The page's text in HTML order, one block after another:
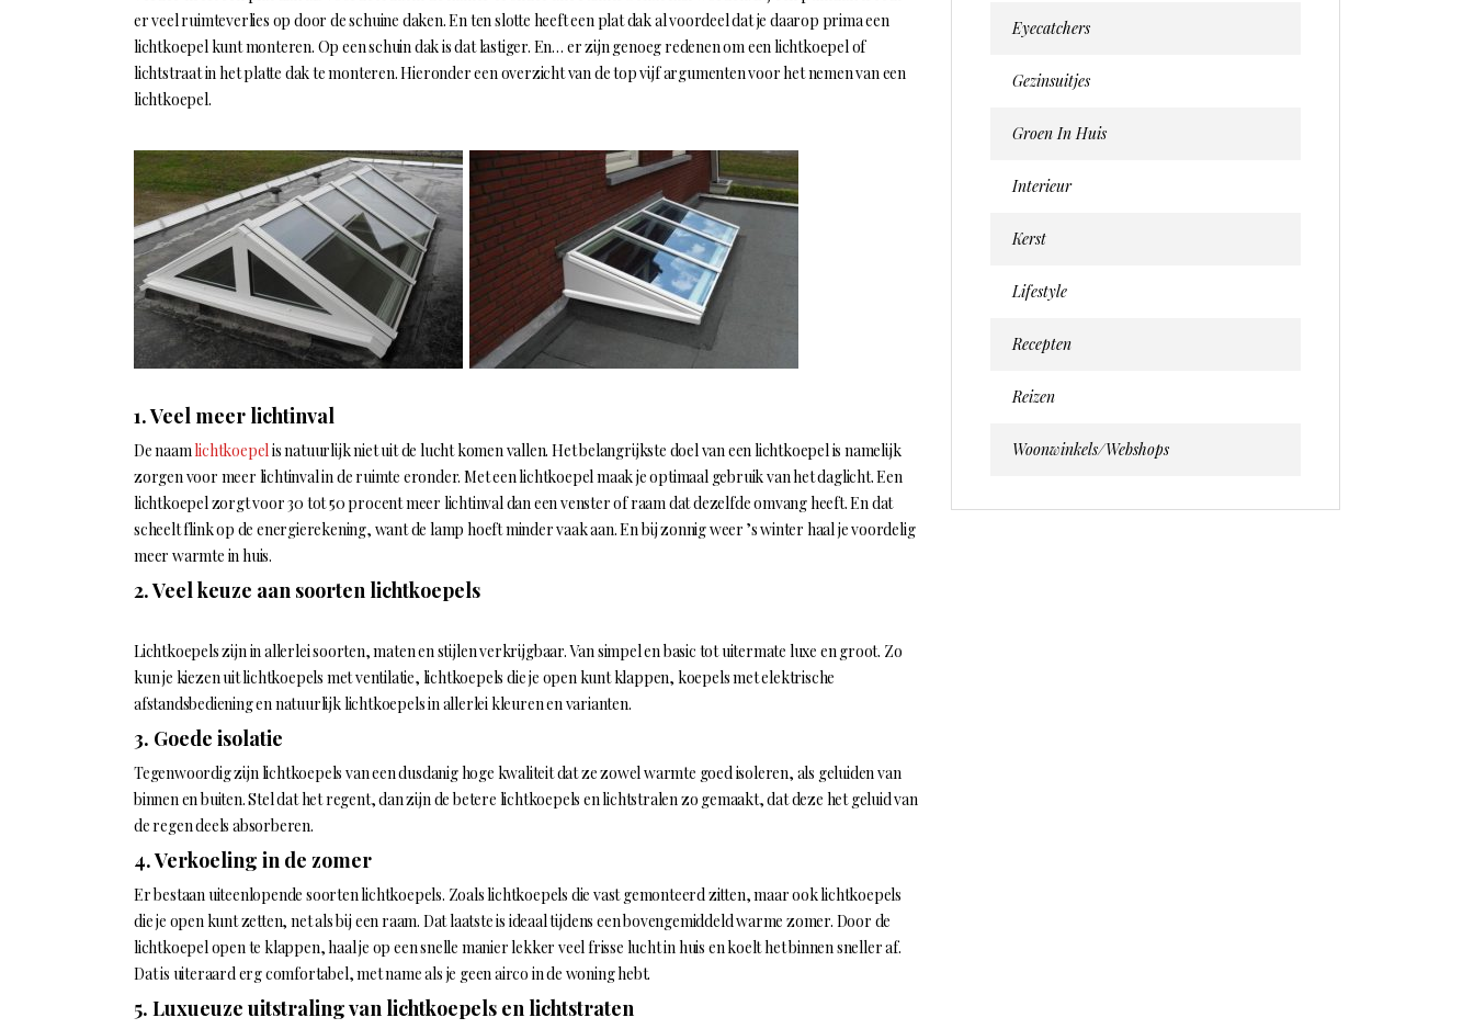
er veel ruimteverlies op door de schuine daken. En ten slotte heeft een plat dak al voordeel dat je daarop prima een
lichtkoepel kunt monteren. Op een schuin dak is dat lastiger. En… er zijn genoeg redenen om een lichtkoepel of
lichtstraat in het platte dak te monteren. Hieronder een overzicht van de top vijf argumenten voor het nemen van een
lichtkoepel.
1. Veel meer lichtinval
De naamlichtkoepelis natuurlijk niet uit de lucht komen vallen. Het belangrijkste doel van een lichtkoepel is namelijk
zorgen voor meer lichtinval in de ruimte eronder. Met een lichtkoepel maak je optimaal gebruik van het daglicht. Een
lichtkoepel zorgt voor 30 tot 50 procent meer lichtinval dan een venster of raam dat dezelfde omvang heeft. En dat
scheelt flink op de energierekening, want de lamp hoeft minder vaak aan. En bij zonnig weer ’s winter haal je voordelig
meer warmte in huis.
2. Veel keuze aan soorten lichtkoepels
Lichtkoepels zijn in allerlei soorten, maten en stijlen verkrijgbaar. Van simpel en basic tot uitermate luxe en groot. Zo
kun je kiezen uit lichtkoepels met ventilatie, lichtkoepels die je open kunt klappen, koepels met elektrische
afstandsbediening en natuurlijk lichtkoepels in allerlei kleuren en varianten.
3. Goede isolatie
Tegenwoordig zijn lichtkoepels van een dusdanig hoge kwaliteit dat ze zowel warmte goed isoleren, als geluiden van
binnen en buiten. Stel dat het regent, dan zijn de betere lichtkoepels en lichtstralen zo gemaakt, dat deze het geluid van
de regen deels absorberen.
4. Verkoeling in de zomer
Er bestaan uiteenlopende soorten lichtkoepels. Zoals lichtkoepels die vast gemonteerd zitten, maar ook lichtkoepels
die je open kunt zetten, net als bij een raam. Dat laatste is ideaal tijdens een bovengemiddeld warme zomer. Door de
lichtkoepel open te klappen, haal je op een snelle manier lekker veel frisse lucht in huis en koelt het binnen sneller af.
Dat is uiteraard erg comfortabel, met name als je geen airco in de woning hebt.
5. Luxueuze uitstraling van lichtkoepels en lichtstraten
Eyecatchers
Gezinsuitjes
Groen In Huis
Interieur
Kerst
Lifestyle
Recepten
Reizen
Woonwinkels/webshops